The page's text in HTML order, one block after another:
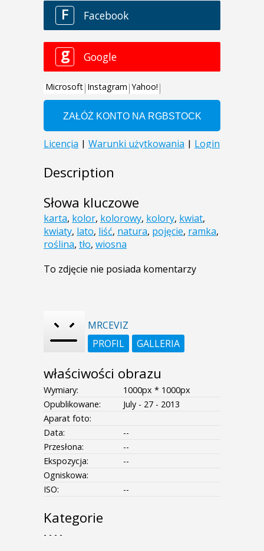
Description
Słowa kluczowe
karta, kolor, kolorowy, kolory, kwiat,
kwiaty, lato, liść, natura, pojęcie, ramka,
roślina, tło, wiosna
To zdjęcie nie posiada komentarzy
MRCEVIZ
PROFIL
GALLERIA
właściwości obrazu
Wymiary:
1000px * 1000px
Opublikowane:
July - 27 - 2013
Aparat foto:
Data:
--
Przesłona:
--
Ekspozycja:
--
Ogniskowa:
ISO:
--
Kategorie
- - - -